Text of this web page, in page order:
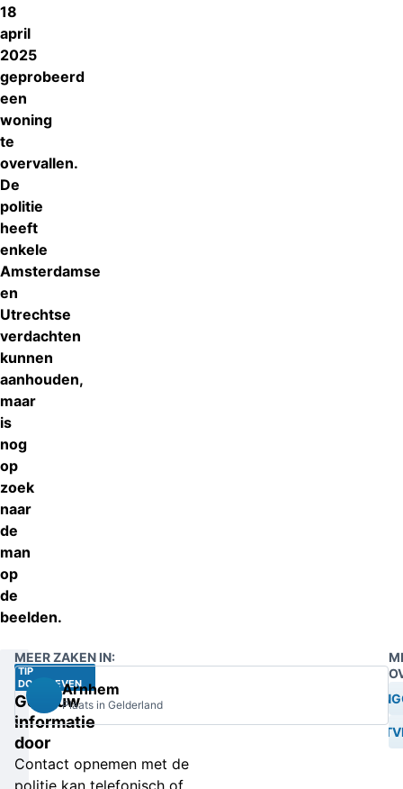
18
april
2025
geprobeerd
een
woning
te
overvallen.
De
politie
heeft
enkele
Amsterdamse
en
Utrechtse
verdachten
kunnen
aanhouden,
maar
is
nog
op
zoek
naar
de
man
op
de
beelden.
TIP
DOORGEVEN
Geef uw
informatie
door
Contact opnemen met de
politie kan telefonisch of
MEER ZAKEN IN:
Arnhem
Plaats in Gelderland